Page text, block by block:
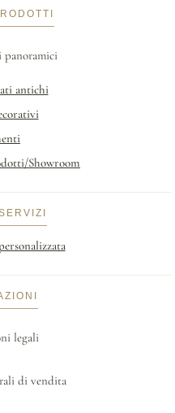
panoramici
antichi
Showroom
legali
di vendita